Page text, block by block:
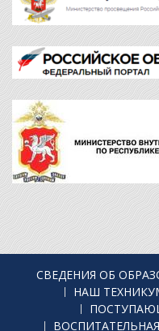
СВЕДЕНИЯ ОБ
НАШ